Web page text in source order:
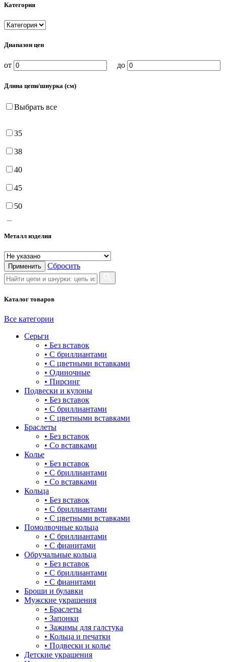
Категория
Диапазон цен
от до
Длина цепи/шнурка (см)
Выбрать все
35
38
40
45
50
65
70
75
Металл изделия
Применить Сбросить
Каталог товаров
Все категории
Серьги
• Без вставок
• С бриллиантами
• С цветными вставками
• Одиночные
• Пирсинг
Подвески и кулоны
• Без вставок
• С бриллиантами
• С цветными вставками
Браслеты
• Без вставок
• Со вставками
Колье
• Без вставок
• С бриллиантами
• Со вставками
Кольца
• Без вставок
• С бриллиантами
• С цветными вставками
Помолвочные кольца
• С бриллиантами
• С фианитами
Обручальные кольца
• Без вставок
• С бриллиантами
• С фианитами
Броши и булавки
Мужские украшения
• Браслеты
• Запонки
• Зажимы для галстука
• Кольца и печатки
• Подвески и колье
Детские украшения